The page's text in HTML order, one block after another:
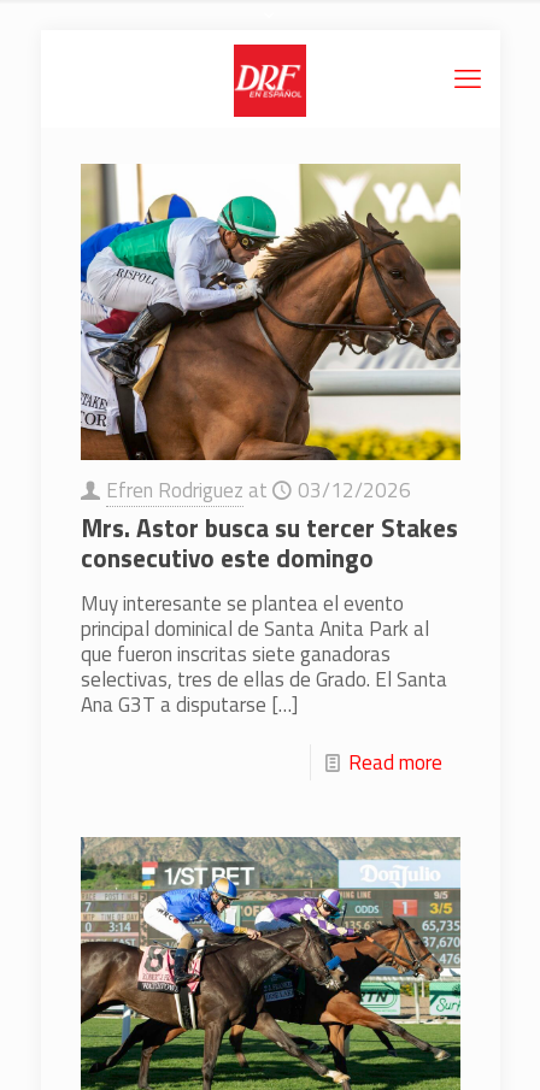
Efren Rodriguez at 03/12/2026
Mrs. Astor busca su tercer Stakes
consecutivo este domingo
Muy interesante se plantea el evento
principal dominical de Santa Anita Park al
que fueron inscritas siete ganadoras
selectivas, tres de ellas de Grado. El Santa
Ana G3T a disputarse […]
Read more